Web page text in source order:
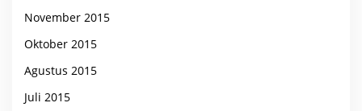
November 2015
Oktober 2015
Agustus 2015
Juli 2015